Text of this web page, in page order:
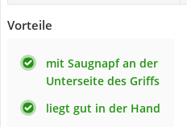
Vorteile
mit Saugnapf an der
Unterseite des Griffs
liegt gut in der Hand